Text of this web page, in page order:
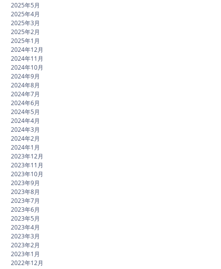
2025年5月
2025年4月
2025年3月
2025年2月
2025年1月
2024年12月
2024年11月
2024年10月
2024年9月
2024年8月
2024年7月
2024年6月
2024年5月
2024年4月
2024年3月
2024年2月
2024年1月
2023年12月
2023年11月
2023年10月
2023年9月
2023年8月
2023年7月
2023年6月
2023年5月
2023年4月
2023年3月
2023年2月
2023年1月
2022年12月